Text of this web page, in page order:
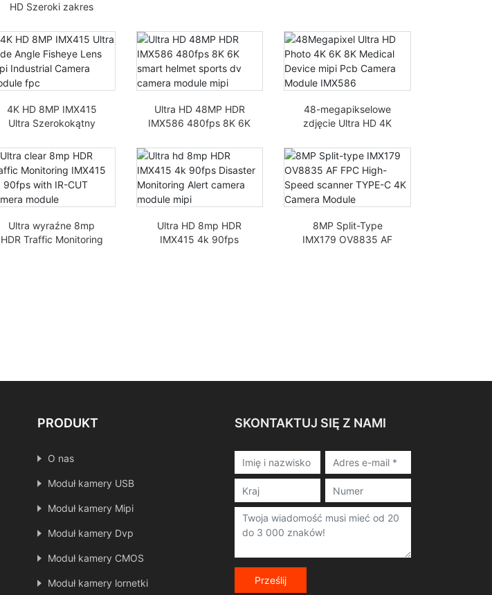
HD Szeroki zakres
kamery nocnej w
słabym oświetleniu
8MP Mipi IR-CUT
Dokładny kolor
monitoringu
tekstu UVC Sony
CMOS
4K HD 8MP IMX415
Ultra Szerokokątny
Mipi Industrial Camera
Module FPC
Ultra HD 48MP HDR
IMX586 480fps 8K 6K
DV camera module
mipi
48-megapikselowe
zdjęcie Ultra HD 4K
medyczne Mipi Moduł
aparatu PCB IMX586
Ultra wyraźne 8mp
HDR Traffic Monitoring
Ultra HD 8mp HDR
IMX415 4k 90fps
8MP Split-Type
IMX179 OV8835 AF
PRODUKT
O nas
Moduł kamery USB
Moduł kamery Mipi
Moduł kamery Dvp
Moduł kamery CMOS
Moduł kamery lornetki
SKONTAKTUJ SIĘ Z NAMI
Prześlij